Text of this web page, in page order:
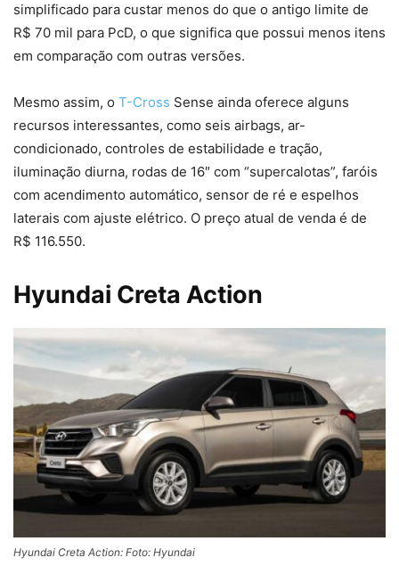
simplificado para custar menos do que o antigo limite de
R$ 70 mil para PcD, o que significa que possui menos itens
em comparação com outras versões.
Mesmo assim, o T-Cross Sense ainda oferece alguns
recursos interessantes, como seis airbags, ar-
condicionado, controles de estabilidade e tração,
iluminação diurna, rodas de 16″ com “supercalotas”, faróis
com acendimento automático, sensor de ré e espelhos
laterais com ajuste elétrico. O preço atual de venda é de
R$ 116.550.
Hyundai Creta Action
Hyundai Creta Action: Foto: Hyundai